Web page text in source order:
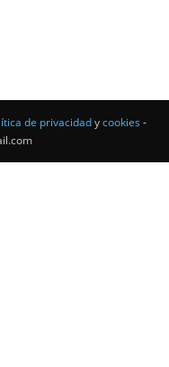
de privacidadycookies -